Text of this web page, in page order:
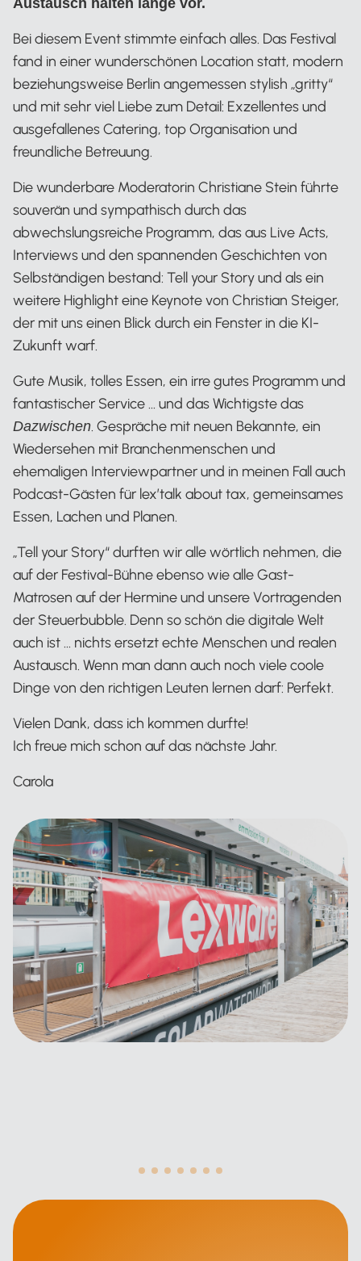
Austausch halten lange vor.
Bei diesem Event stimmte einfach alles. Das Festival
fand in einer wunderschönen Location statt, modern
beziehungsweise Berlin angemessen stylish „gritty“
und mit sehr viel Liebe zum Detail: Exzellentes und
ausgefallenes Catering, top Organisation und
freundliche Betreuung.
Die wunderbare Moderatorin Christiane Stein führte
souverän und sympathisch durch das
abwechslungsreiche Programm, das aus Live Acts,
Interviews und den spannenden Geschichten von
Selbständigen bestand: Tell your Story und als ein
weitere Highlight eine Keynote von Christian Steiger,
der mit uns einen Blick durch ein Fenster in die KI-
Zukunft warf.
Gute Musik, tolles Essen, ein irre gutes Programm und
fantastischer Service … und das Wichtigste das
Dazwischen. Gespräche mit neuen Bekannte, ein
Wiedersehen mit Branchenmenschen und
ehemaligen Interviewpartner und in meinen Fall auch
Podcast-Gästen für lex’talk about tax, gemeinsames
Essen, Lachen und Planen.
„Tell your Story“ durften wir alle wörtlich nehmen, die
auf der Festival-Bühne ebenso wie alle Gast-
Matrosen auf der Hermine und unsere Vortragenden
der Steuerbubble. Denn so schön die digitale Welt
auch ist … nichts ersetzt echte Menschen und realen
Austausch. Wenn man dann auch noch viele coole
Dinge von den richtigen Leuten lernen darf: Perfekt.
Vielen Dank, dass ich kommen durfte!
Ich freue mich schon auf das nächste Jahr.
Carola